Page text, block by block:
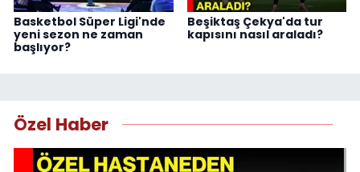
Basketbol Süper Ligi'nde
yeni sezon ne zaman
başlıyor?
Beşiktaş Çekya'da tur
kapısını nasıl araladı?
Özel Haber